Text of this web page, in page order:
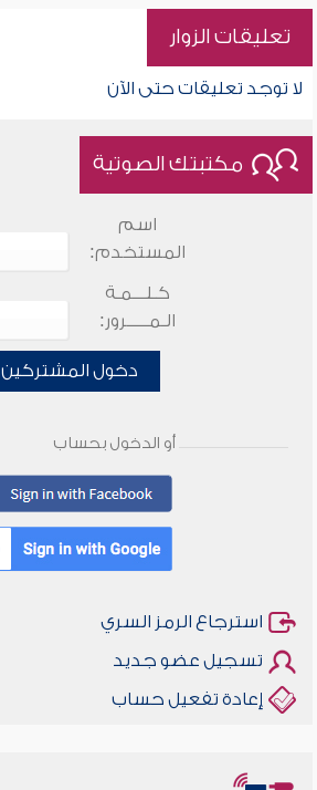
تعليقات الزوار
لا توجد تعليقات حتى الآن
مكتبتك الصوتية
اسم
المستخدم:
كـلـــمـة
الـمـــــرور:
دخول المشتركين
أو الدخول بحساب
استرجاع الرمز السري
تسجيل عضو جديد
إعادة تفعيل حساب
أخلاقنا أصالة ومعاصرة